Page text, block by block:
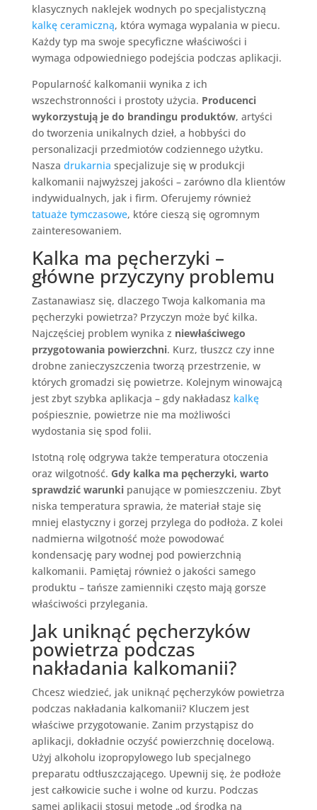
klasycznych naklejek wodnych po specjalistyczną
kalkę ceramiczną, która wymaga wypalania w piecu.
Każdy typ ma swoje specyficzne właściwości i
wymaga odpowiedniego podejścia podczas aplikacji.
Popularność kalkomanii wynika z ich
wszechstronności i prostoty użycia. Producenci
wykorzystują je do brandingu produktów, artyści
do tworzenia unikalnych dzieł, a hobbyści do
personalizacji przedmiotów codziennego użytku.
Nasza drukarnia specjalizuje się w produkcji
kalkomanii najwyższej jakości – zarówno dla klientów
indywidualnych, jak i firm. Oferujemy również
tatuaże tymczasowe, które cieszą się ogromnym
zainteresowaniem.
Kalka ma pęcherzyki –
główne przyczyny problemu
Zastanawiasz się, dlaczego Twoja kalkomania ma
pęcherzyki powietrza? Przyczyn może być kilka.
Najczęściej problem wynika z niewłaściwego
przygotowania powierzchni. Kurz, tłuszcz czy inne
drobne zanieczyszczenia tworzą przestrzenie, w
których gromadzi się powietrze. Kolejnym winowajcą
jest zbyt szybka aplikacja – gdy nakładasz kalkę
pośpiesznie, powietrze nie ma możliwości
wydostania się spod folii.
Istotną rolę odgrywa także temperatura otoczenia
oraz wilgotność. Gdy kalka ma pęcherzyki, warto
sprawdzić warunki panujące w pomieszczeniu. Zbyt
niska temperatura sprawia, że materiał staje się
mniej elastyczny i gorzej przylega do podłoża. Z kolei
nadmierna wilgotność może powodować
kondensację pary wodnej pod powierzchnią
kalkomanii. Pamiętaj również o jakości samego
produktu – tańsze zamienniki często mają gorsze
właściwości przylegania.
Jak uniknąć pęcherzyków
powietrza podczas
nakładania kalkomanii?
Chcesz wiedzieć, jak uniknąć pęcherzyków powietrza
podczas nakładania kalkomanii? Kluczem jest
właściwe przygotowanie. Zanim przystąpisz do
aplikacji, dokładnie oczyść powierzchnię docelową.
Użyj alkoholu izopropylowego lub specjalnego
preparatu odtłuszczającego. Upewnij się, że podłoże
jest całkowicie suche i wolne od kurzu. Podczas
samej aplikacji stosuj metodę „od środka na